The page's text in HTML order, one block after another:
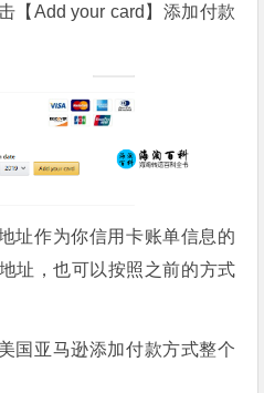
【Add your card】添加付款
址作为你信用卡账单信息的
址，也可以按照之前的方式
国亚马逊添加付款方式整个